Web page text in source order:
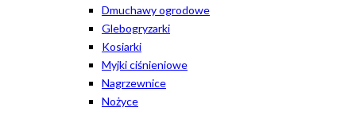
Dmuchawy ogrodowe
Glebogryzarki
Kosiarki
Myjki ciśnieniowe
Nagrzewnice
Nożyce